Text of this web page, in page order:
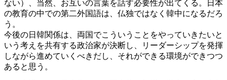
ない）、当然、お互いの言葉を話す必要性が出てくる。日本
の教育の中での第二外国語は、仏独ではなく韓中になるだろ
う。
今後の日韓関係は、両国でこういうことをやっていきたいと
いう考えを共有する政治家が決断し、リーダーシップを発揮
しながら進めていくべきだし、それができる環境ができつつ
あると思う。